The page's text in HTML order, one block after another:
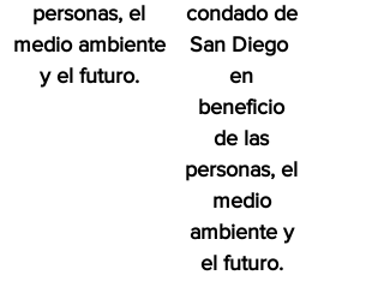
personas, el
medio ambiente
y el futuro.
condado de
San Diego
en
beneficio
de las
personas, el
medio
ambiente y
el futuro.